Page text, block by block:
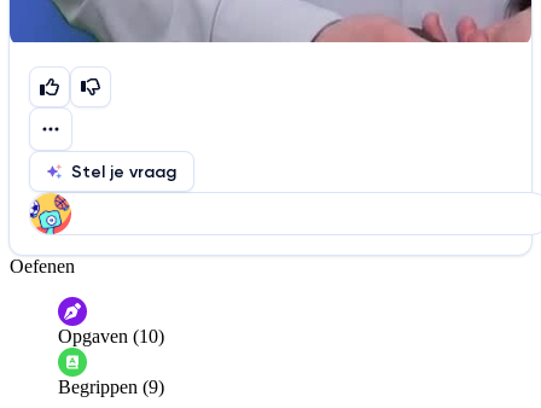
Stel je vraag
Help ons de video te verbeteren
De audio is slecht
Informatie is onjuist
De docent is te langdradig
Oefenen
Opgaven (10)
Begrippen (9)